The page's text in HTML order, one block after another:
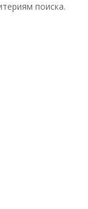
поиска.